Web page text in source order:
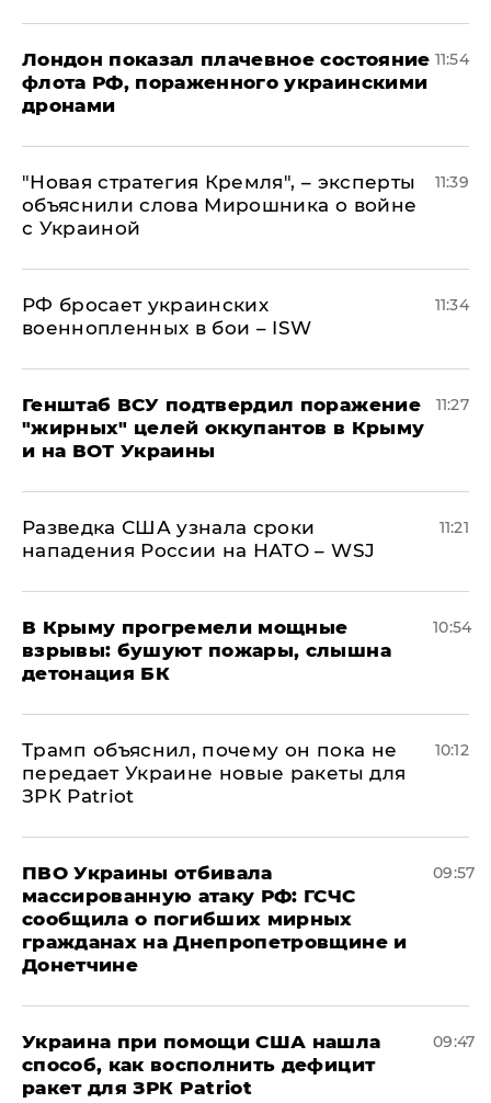
Лондон показал плачевное состояние
флота РФ, пораженного украинскими
дронами
11:54
"Новая стратегия Кремля", – эксперты
объяснили слова Мирошника о войне
с Украиной
11:39
РФ бросает украинских
военнопленных в бои – ISW
11:34
Генштаб ВСУ подтвердил поражение
"жирных" целей оккупантов в Крыму
и на ВОТ Украины
11:27
Разведка США узнала сроки
нападения России на НАТО – WSJ
11:21
В Крыму прогремели мощные
взрывы: бушуют пожары, слышна
детонация БК
10:54
Трамп объяснил, почему он пока не
передает Украине новые ракеты для
ЗРК Patriot
10:12
ПВО Украины отбивала
массированную атаку РФ: ГСЧС
сообщила о погибших мирных
гражданах на Днепропетровщине и
Донетчине
09:57
Украина при помощи США нашла
способ, как восполнить дефицит
ракет для ЗРК Patriot
09:47